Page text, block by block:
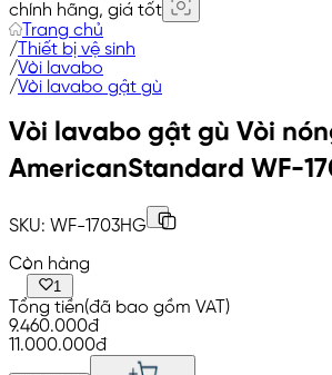
chính hãng, giá tốt
Trang chủ
/ Thiết bị vệ sinh
/Vòi lavabo
/Vòi lavabo gật gù
Vòi lavabo gật gù Vòi
AmericanStandard WF-
SKU: WF-1703HG
Còn hàng
1
Tổng tiền(đã bao gồm VAT)
9.460.000đ
11.000.000đ